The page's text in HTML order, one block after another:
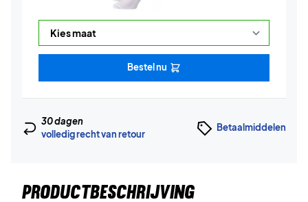
Bestel nu
30 dagen
volledig recht van retour
Betaalmiddelen
PRODUCTBESCHRIJVING